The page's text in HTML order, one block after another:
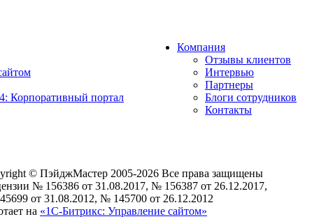
Корпоративный портал
Компания
Отзывы клиентов
Интервью
Партнеры
Блоги сотрудников
Контакты
© ПэйджМастер 2005-2026 Все права защищены
№ 156386 от 31.08.2017, № 156387 от 26.12.2017,
от 31.08.2012, № 145700 от 26.12.2012
на «1С-Битрикс: Управление сайтом»